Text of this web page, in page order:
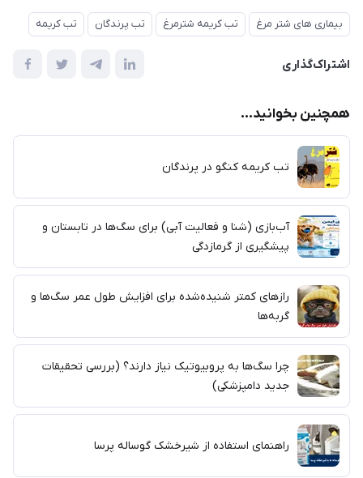
بیماری های شتر مرغ تب کریمه شترمرغ تب پرندگان تب کریمه
اشتراک‌گذاری
همچنین بخوانید...
تب کریمه کنگو در پرندگان
آب‌بازی (شنا و فعالیت آبی) برای سگ‌ها در تابستان و
پیشگیری از گرمازدگی
رازهای کمتر شنیده‌شده برای افزایش طول عمر سگ‌ها و
گربه‌ها
چرا سگ‌ها به پروبیوتیک نیاز دارند؟ (بررسی تحقیقات
جدید دامپزشکی)
راهنمای استفاده از شیرخشک گوساله پرسا